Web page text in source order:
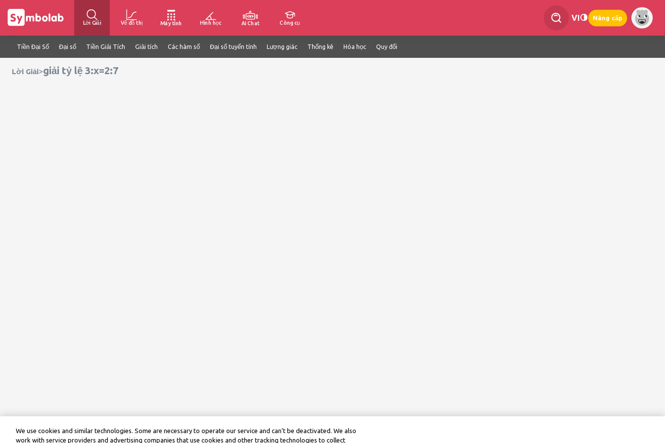
Lời Giải Vẽ đồ thị Máy tính Hình học AI Chat Công cụ
VI Nâng cấp
Tiền Đại Số Đại số Tiền Giải Tích Giải tích Các hàm số Đại số tuyến tính Lượng giác Thống kê Hóa học Quy đổi
Lời Giải>giải tỷ lệ 3:x=2:7
We use cookies and similar technologies. Some are necessary to operate our service and can’t be deactivated. We also
work with service providers and advertising companies that use cookies and other tracking technologies to collect